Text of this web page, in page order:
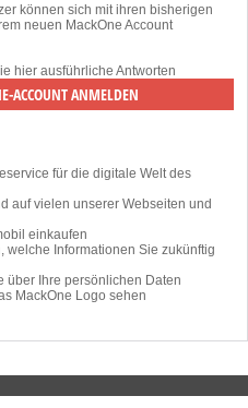
können sich mit ihren bisherigen
neuen MackOne Account
hier ausführliche Antworten
für die digitale Welt des
auf vielen unserer Webseiten und
einkaufen
welche Informationen Sie zukünftig
über Ihre persönlichen Daten
MackOne Logo sehen